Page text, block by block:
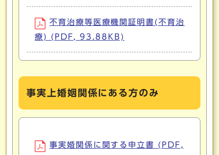
不育治療等医療機関証明書(不育治
療) (PDF, 93.88KB)
事実上婚姻関係にある方のみ
事実婚関係に関する申立書 (PDF,